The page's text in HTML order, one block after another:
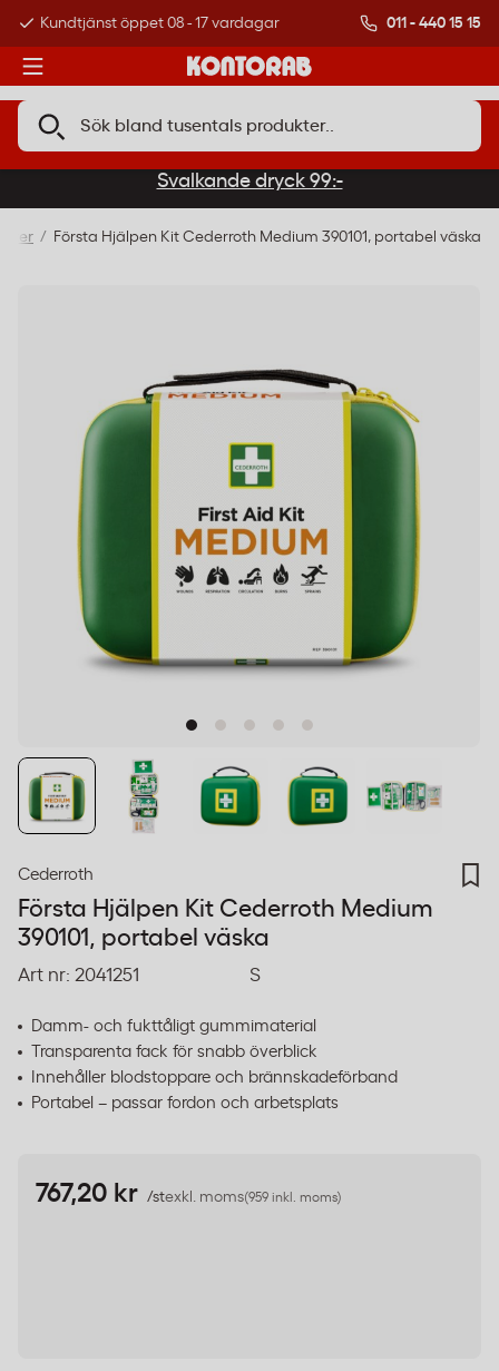
Kundtjänst öppet 08 - 17 vardagar Över 500 000
011 - 440 15 15
Svalkande dryck 99:-
Första Hjälpen Kit Cederroth Medium 390101, portabel väska
Cederroth
Första Hjälpen Kit Cederroth Medium
390101, portabel väska
Art nr: 2041251 S
Damm- och fukttåligt gummimaterial
Transparenta fack för snabb överblick
Innehåller blodstoppare och brännskadeförband
Portabel – passar fordon och arbetsplats
767,20 kr /stexkl. moms(959 inkl. moms)